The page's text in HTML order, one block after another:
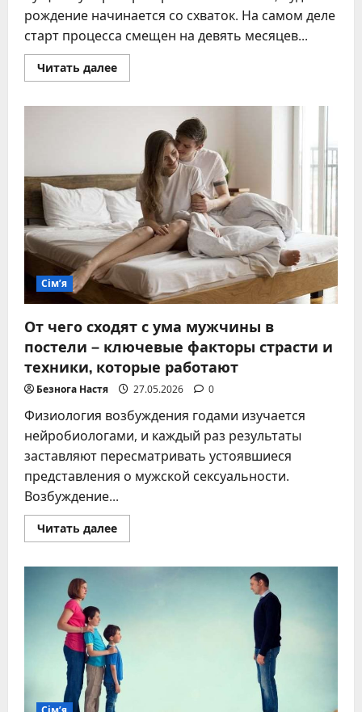
рождение начинается со схваток. На самом деле
старт процесса смещен на девять месяцев...
Читать далееПрочитать
больше
подробный
зачатия
до
первых
минут
жизни
Сім’я
От чего сходят с ума мужчины в
постели – ключевые факторы страсти и
техники, которые работают
Безнога Настя 27.05.2026 0
Физиология возбуждения годами изучается
нейробиологами, и каждый раз результаты
заставляют пересматривать устоявшиеся
представления о мужской сексуальности.
Возбуждение...
Читать далееПрочитать
больше
в
постели
–
ключевые
факторы
страсти
и